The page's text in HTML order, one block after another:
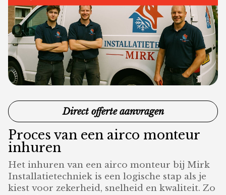
Direct offerte aanvragen
Proces van een airco monteur
inhuren
Het inhuren van een airco monteur bij Mirk
Installatietechniek is een logische stap als je
kiest voor zekerheid, snelheid en kwaliteit. Zo